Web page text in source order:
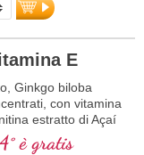
E
Ginkgo biloba
con vitamina
estratto di Açaí
è gratis